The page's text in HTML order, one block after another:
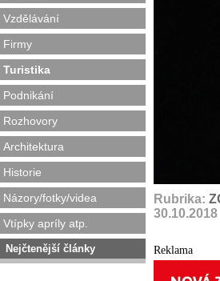
Vzdělávání
Firmy
Turistika
Podnikání
Rozhovory
Architektura
Historie
Názory/fotky/videa
Vtípky apríly atp.
Nejčtenější články
Rubrika:
30.10.2018
Reklama